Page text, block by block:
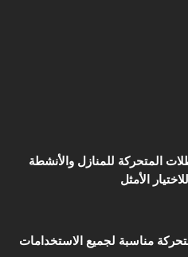
المتحركة للمنازل والأنشطة
الأمثل
مناسبة لجميع الاستخدامات